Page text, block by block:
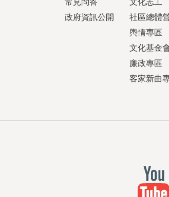
常見問答
政府資訊公開
文化志工
社區總體
輿情專區
文化基金
廉政專區
客家新曲